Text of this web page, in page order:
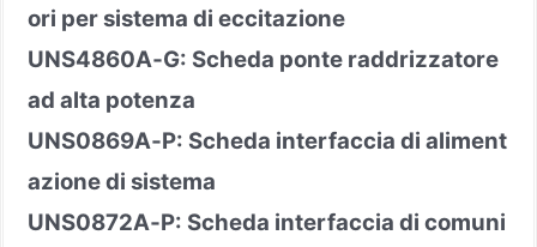
ori per sistema di eccitazione
UNS4860A‑G: Scheda ponte raddrizzatore
ad alta potenza
UNS0869A‑P: Scheda interfaccia di aliment
azione di sistema
UNS0872A‑P: Scheda interfaccia di comuni